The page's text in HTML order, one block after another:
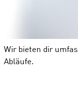
Wir bieten dir
Abläufe.